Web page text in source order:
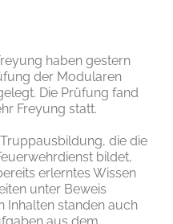
haben gestern
der Modularen
Die Prüfung fand
Freyung statt.
die die
bildet,
erlerntes Wissen
unter Beweis
Inhalten standen auch